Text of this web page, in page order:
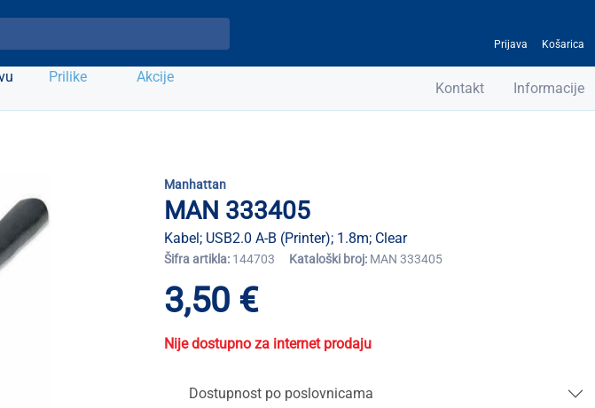
Prijava Košarica
Prilike Akcije
Kontakt Informacije
Manhattan
MAN 333405
Kabel; USB2.0 A-B (Printer); 1.8m; Clear
Šifra artikla: 144703 Kataloški broj: MAN 333405
3,50 €
Nije dostupno za internet prodaju
Dostupnost po poslovnicama